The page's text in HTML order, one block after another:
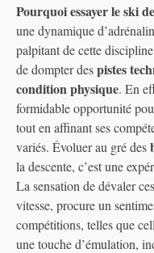
Pourquoi essayer le ski
une dynamique
palpitant de cette
de dompter despistes
condition physique. En
formidable opportunité
tout en affinant ses
variés. Évoluer au gré des
la descente, c’est une
La sensation de dévaler
vitesse, procure un
compétitions, telles que
une touche d’émulation,